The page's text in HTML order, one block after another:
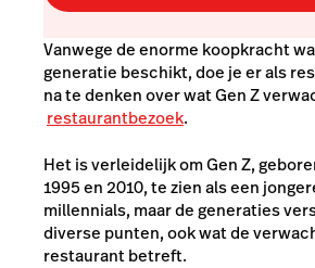
Vanwege de enorme koopkracht
generatie beschikt, doe je er als
na te denken over wat Gen Z
restaurantbezoek.
Het is verleidelijk om Gen Z,
1995 en 2010, te zien als een
millennials, maar de generaties
diverse punten, ook wat de
restaurant betreft.